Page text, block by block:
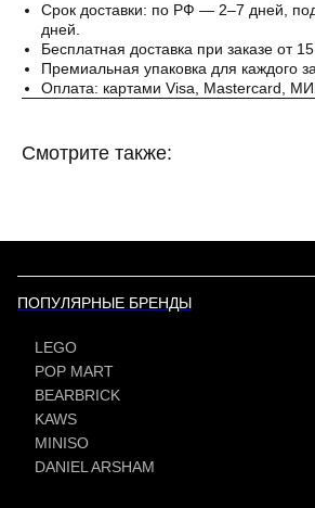
Срок доставки: по РФ — 2–7 дней,
дней.
Бесплатная доставка при заказе от
Премиальная упаковка для каждого
Оплата: картами Visa, Mastercard,
Смотрите также:
ПОПУЛЯРНЫЕ БРЕНДЫ
LEGO
POP MART
BEARBRICK
KAWS
MINISO
DANIEL ARSHAM